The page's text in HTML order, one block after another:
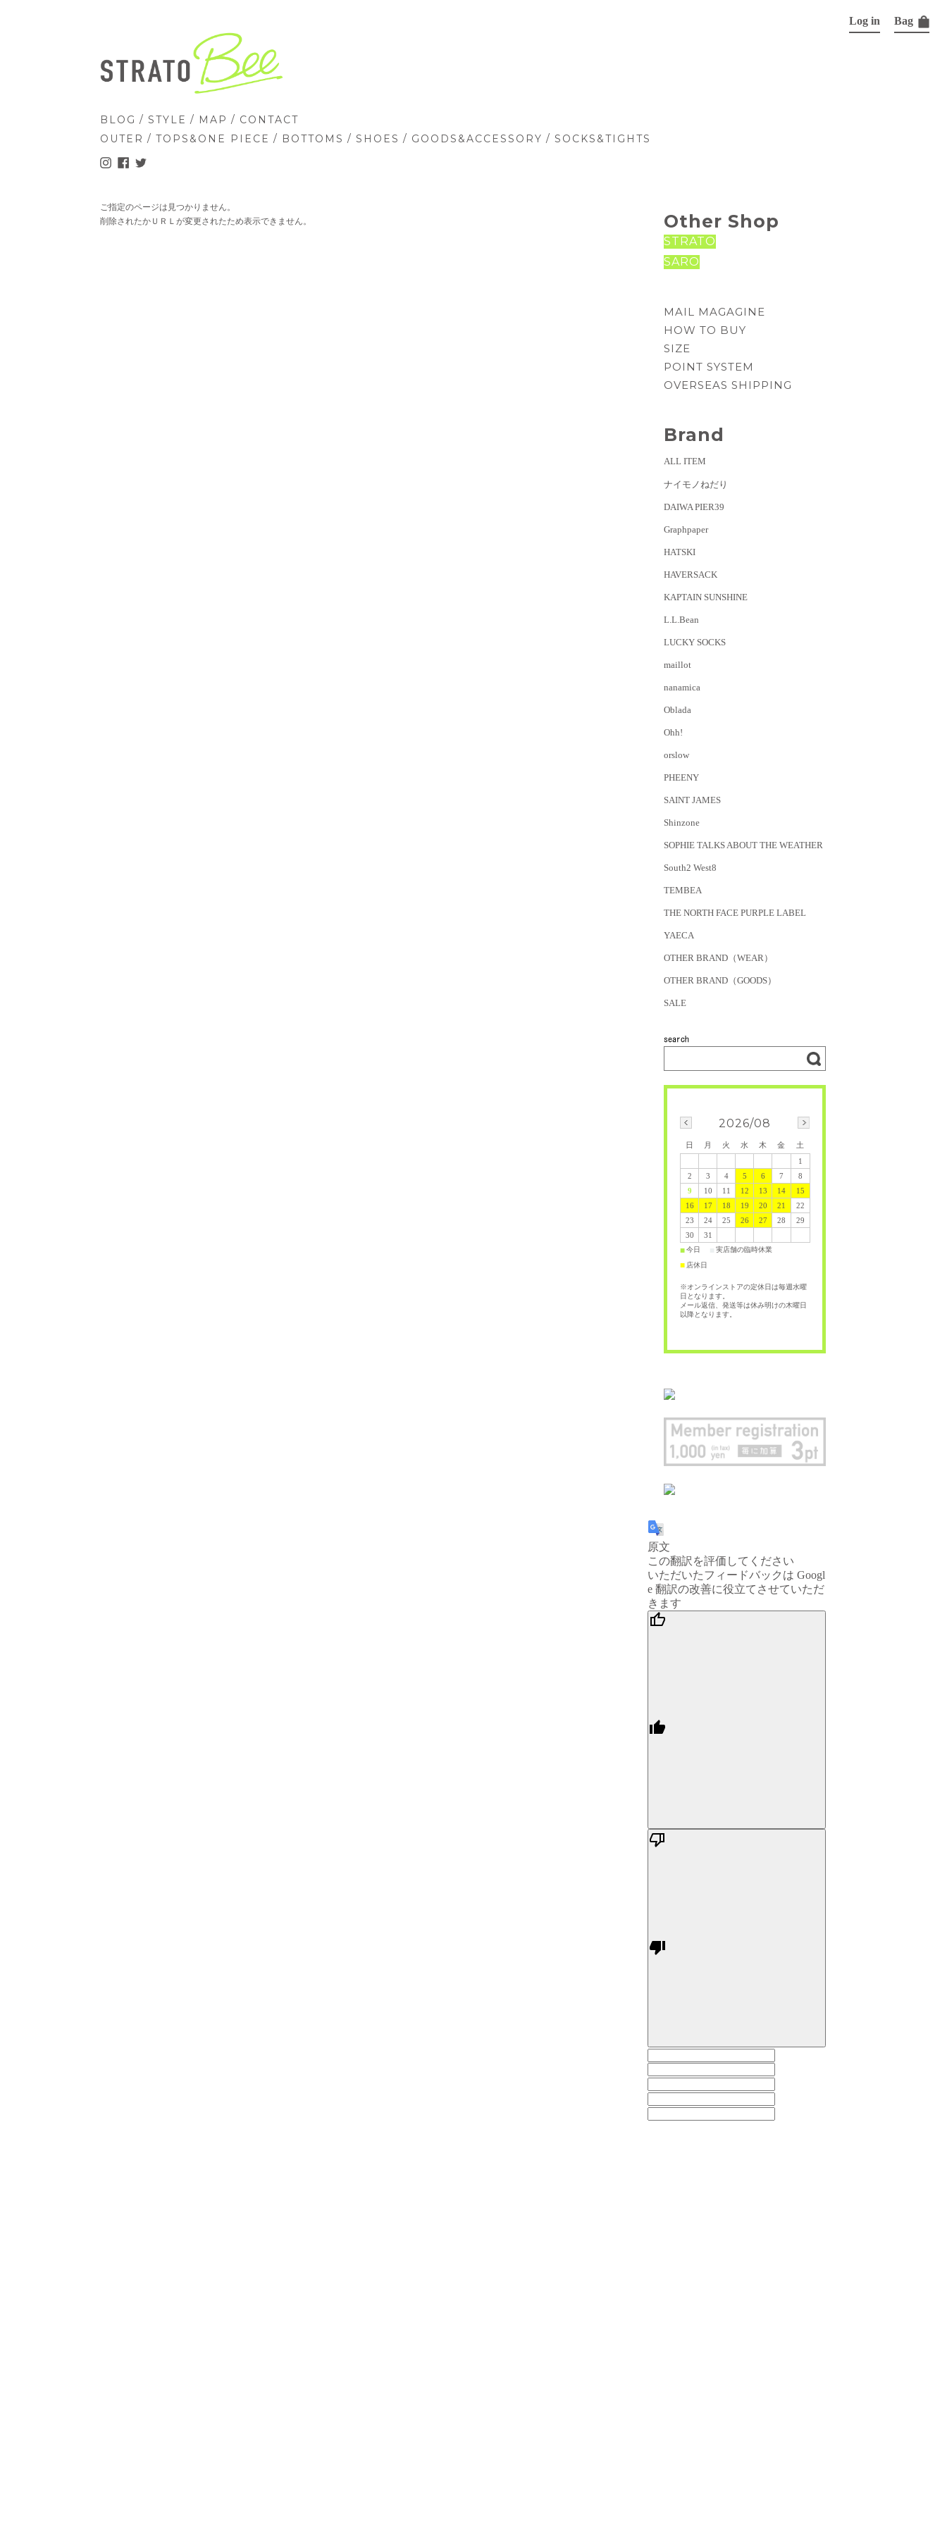
BLOG / STYLE / MAP / CONTACT
OUTER / TOPS&ONE PIECE / BOTTOMS / SHOES / GOODS&ACCESSORY / SOCKS&TIGHTS
Log in Bag
ご指定のページは見つかりません。
削除されたかＵＲＬが変更されたため表示できません。
Other Shop
STRATO
SARO
MAIL MAGAGINE
HOW TO BUY
SIZE
POINT SYSTEM
OVERSEAS SHIPPING
Brand
ALL ITEM
ナイモノねだり
DAIWA PIER39
Graphpaper
HATSKI
HAVERSACK
KAPTAIN SUNSHINE
L.L.Bean
LUCKY SOCKS
maillot
nanamica
Oblada
Ohh!
orslow
PHEENY
SAINT JAMES
Shinzone
SOPHIE TALKS ABOUT THE WEATHER
South2 West8
TEMBEA
THE NORTH FACE PURPLE LABEL
YAECA
OTHER BRAND（WEAR）
OTHER BRAND（GOODS）
SALE
2026/08
日 月 火 水 木 金
土
1
2
3 4 5 6 7
8
9
10 11 12 13 14
15
16
17 18 19 20 21
22
23
24 25 26 27 28
29
30
31
■今日 実店舗の臨時休業
■ 店休日
※オンラインストアの定休日は毎週水曜
日となります。
メール返信、発送等は休み明けの木曜日
以降となります。
原文
この翻訳を評価してください
いただいたフィードバックは Googl
e 翻訳の改善に役立てさせていただ
きます